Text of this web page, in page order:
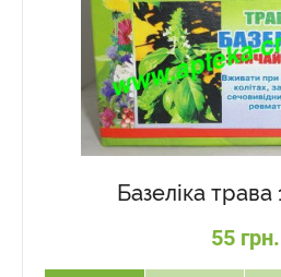
Базеліка
55 грн.